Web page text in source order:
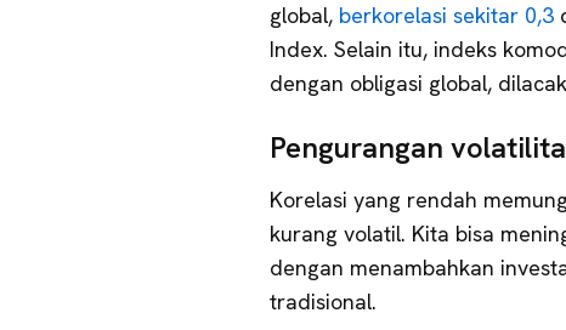
global, berkorelasi sekitar 0,3
Index. Selain itu, indeks
dengan obligasi global,
Pengurangan
Korelasi yang rendah
kurang volatil. Kita bisa
dengan menambahkan
tradisional.